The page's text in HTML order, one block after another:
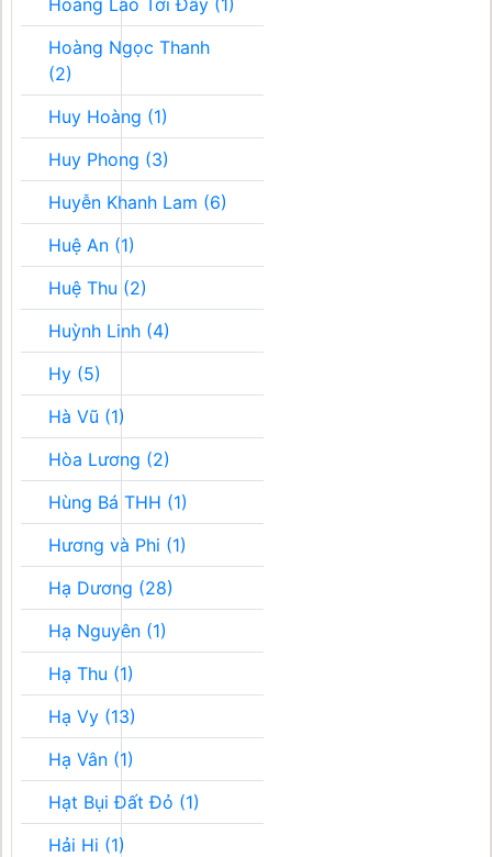
Hoàng Lão Tới Đây (1)
Hoàng Ngọc Thanh
(2)
Huy Hoàng (1)
Huy Phong (3)
Huyễn Khanh Lam (6)
Huệ An (1)
Huệ Thu (2)
Huỳnh Linh (4)
Hy (5)
Hà Vũ (1)
Hòa Lương (2)
Hùng Bá THH (1)
Hương và Phi (1)
Hạ Dương (28)
Hạ Nguyên (1)
Hạ Thu (1)
Hạ Vy (13)
Hạ Vân (1)
Hạt Bụi Đất Đỏ (1)
Hải Hi (1)